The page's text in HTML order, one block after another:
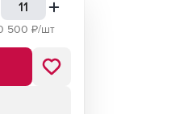
500 ₽/шт